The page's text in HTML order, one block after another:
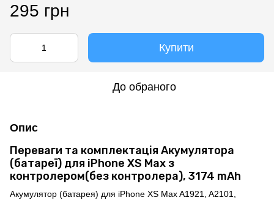
295 грн
Купити
До обраного
Опис
Переваги та комплектація Акумулятора
(батареї) для iPhone XS Max з
контролером(без контролера), 3174 mAh
Акумулятор (батарея) для iPhone XS Max A1921, A2101,